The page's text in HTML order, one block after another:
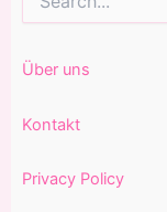
nach:
Über uns
Kontakt
Privacy Policy